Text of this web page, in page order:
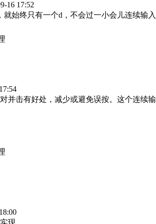
16 17:52
就始终只有一个d，不会过一小会儿连续输入
并击有好处，减少或避免误按。这个连续